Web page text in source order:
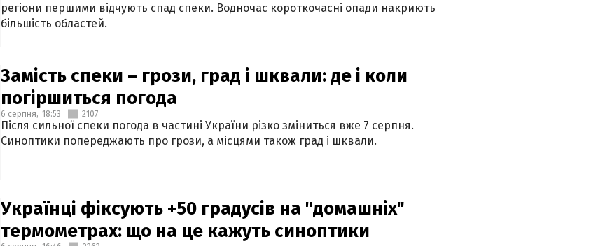
регіони першими відчують спад спеки. Водночас короткочасні опади накриють
більшість областей.
Замість спеки – грози, град і шквали: де і коли
погіршиться погода
6 серпня, 18:53 2107
Після сильної спеки погода в частині України різко зміниться вже 7 серпня.
Синоптики попереджають про грози, а місцями також град і шквали.
Українці фіксують +50 градусів на "домашніх"
термометрах: що на це кажуть синоптики